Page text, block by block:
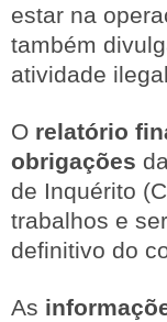
estar na
também
atividade
O relatório
obrigações
de Inquérito
trabalhos e
definitivo do
As